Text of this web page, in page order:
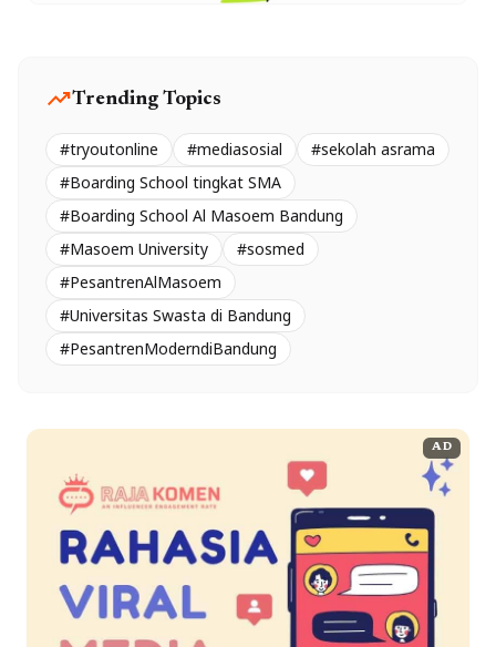
trending_upTrending Topics
#tryoutonline #mediasosial
#sekolah asrama
#Boarding School tingkat SMA
#Boarding School Al Masoem Bandung
#Masoem University
#sosmed
#PesantrenAlMasoem
#Universitas Swasta di Bandung
#PesantrenModerndiBandung
AD